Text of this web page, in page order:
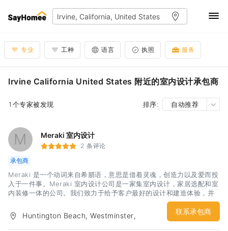
专业 工种 语言 执照 服务
Irvine California United States 附近的室内设计承包商
1个专家被发现 排序: 自动推荐
M Meraki 室内设计
2 条评论
承包商
Meraki 是一个动词来自希腊语，意思是借着灵魂，创造力以及爱而投
入于一件事。Meraki 室内设计公司是一家集室内设计，家居选配和室
内装修一体的公司。我们致力于给予客户最好的设计和建造体验，并
且将我们尖端的室内设计才能与客户的要求完美融合。我们希望通过
设计，让客户爱上他们的居家以及办公场所。Meraki 室内设计公司接
受住宅及办公场所的设计要求。我们也同时拥有物美价廉的家俱源。
Huntington Beach, Westminster,
联系承包商